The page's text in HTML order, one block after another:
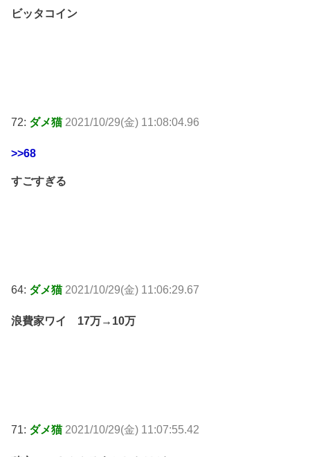
ビッタコイン
72: ダメ猫 2021/10/29(金) 11:08:04.96
>>68
すごすぎる
64: ダメ猫 2021/10/29(金) 11:06:29.67
浪費家ワイ 17万→10万
71: ダメ猫 2021/10/29(金) 11:07:55.42